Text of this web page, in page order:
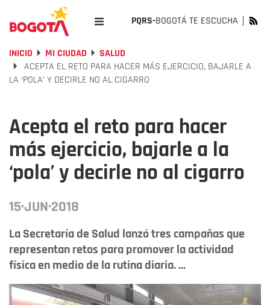
PQRS-BOGOTÁ TE ESCUCHA
INICIO MI CIUDAD
SALUD
ACEPTA EL RETO PARA HACER MÁS EJERCICIO, BAJARLE A
LA ‘POLA’ Y DECIRLE NO AL CIGARRO
Acepta el reto para hacer
más ejercicio, bajarle a la
‘pola’ y decirle no al cigarro
15·JUN·2018
La Secretaría de Salud lanzó tres campañas que
representan retos para promover la actividad
física en medio de la rutina diaria. ...